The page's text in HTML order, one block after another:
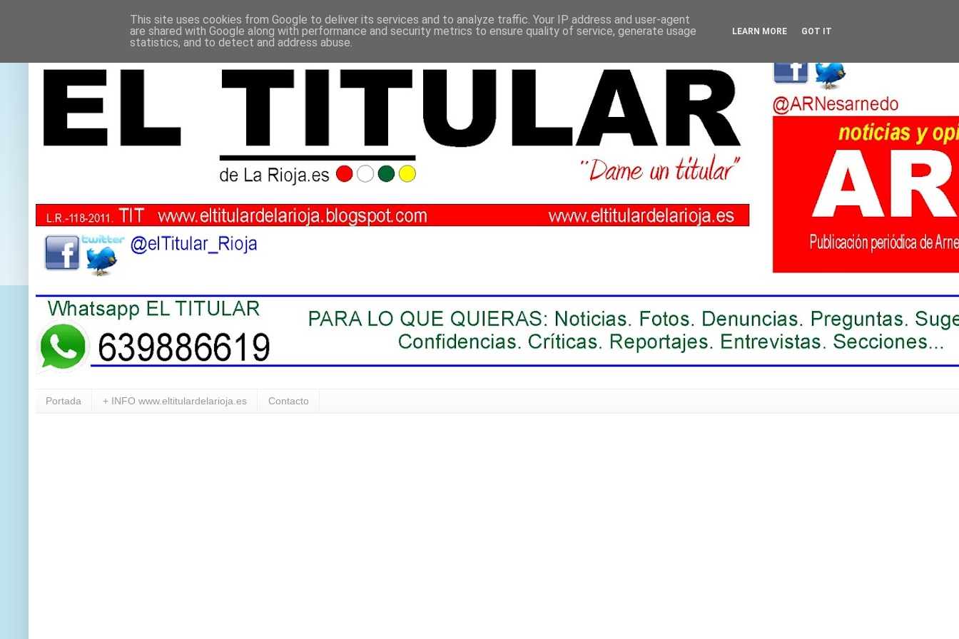
Portada + INFO www.eltitulardelarioja.es Contacto
This site uses cookies from Google to deliver its services and to analyze traffic. Your IP address and user-agent
are shared with Google along with performance and security metrics to ensure quality of service, generate usage
statistics, and to detect and address abuse.
LEARN MORE GOT IT